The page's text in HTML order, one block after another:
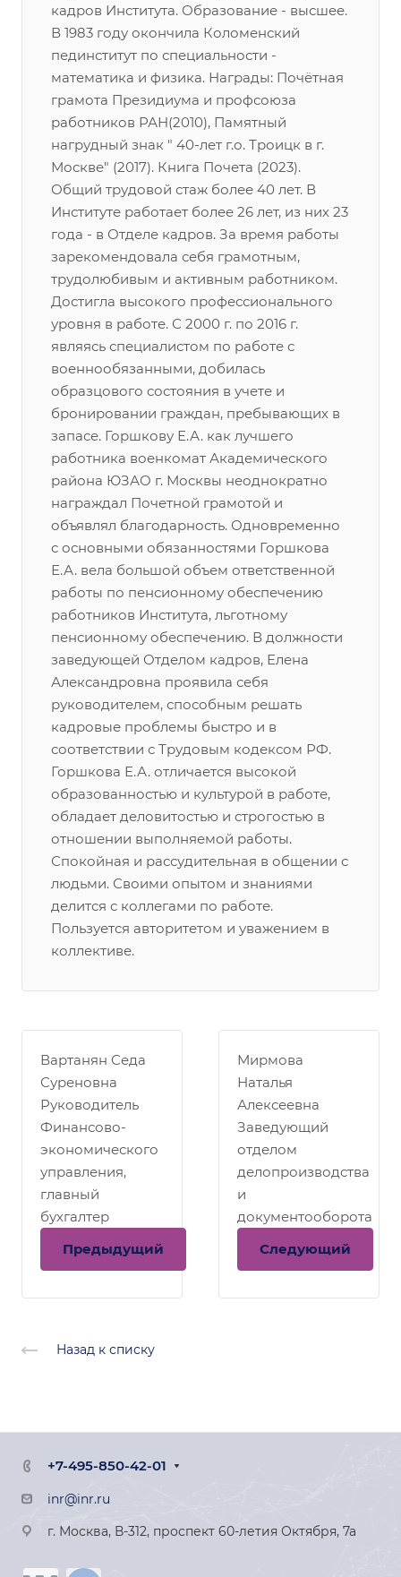
кадров Института. Образование - высшее.
В 1983 году окончила Коломенский
пединститут по специальности -
математика и физика. Награды: Почётная
грамота Президиума и профсоюза
работников РАН(2010), Памятный
нагрудный знак " 40-лет г.о. Троицк в г.
Москве" (2017). Книга Почета (2023).
Общий трудовой стаж более 40 лет. В
Институте работает более 26 лет, из них 23
года - в Отделе кадров. За время работы
зарекомендовала себя грамотным,
трудолюбивым и активным работником.
Достигла высокого профессионального
уровня в работе. С 2000 г. по 2016 г.
являясь специалистом по работе с
военнообязанными, добилась
образцового состояния в учете и
бронировании граждан, пребывающих в
запасе. Горшкову Е.А. как лучшего
работника военкомат Академического
района ЮЗАО г. Москвы неоднократно
награждал Почетной грамотой и
объявлял благодарность. Одновременно
с основными обязанностями Горшкова
Е.А. вела большой объем ответственной
работы по пенсионному обеспечению
работников Института, льготному
пенсионному обеспечению. В должности
заведующей Отделом кадров, Елена
Александровна проявила себя
руководителем, способным решать
кадровые проблемы быстро и в
соответствии с Трудовым кодексом РФ.
Горшкова Е.А. отличается высокой
образованностью и культурой в работе,
обладает деловитостью и строгостью в
отношении выполняемой работы.
Спокойная и рассудительная в общении с
людьми. Своими опытом и знаниями
делится с коллегами по работе.
Пользуется авторитетом и уважением в
коллективе.
Вартанян Седа
Суреновна
Руководитель
Финансово-
экономического
управления,
главный
бухгалтер
Предыдущий
Мирмова
Наталья
Алексеевна
Заведующий
отделом
делопроизводства
и
документооборота
Следующий
Назад к списку
+7-495-850-42-01
inr@inr.ru
г. Москва, В-312, проспект 60-летия Октября, 7а